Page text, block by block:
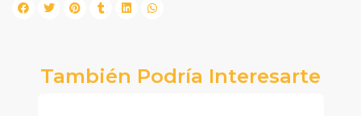
También Podría Interesarte